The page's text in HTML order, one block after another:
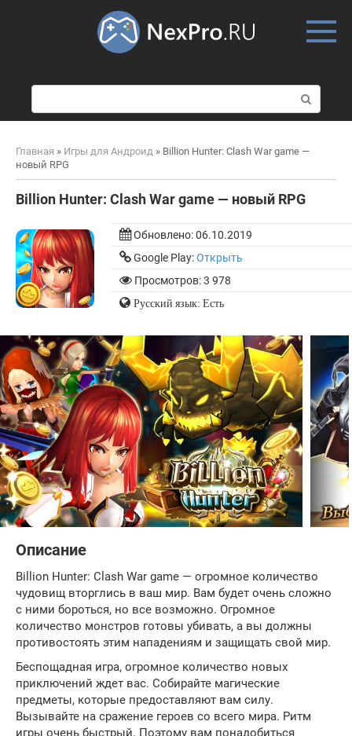
о
и
к
Главная » Игры для Андроид » Billion Hunter: Clash War game —
новый RPG
Billion Hunter: Clash War game — новый RPG
Обновлено:06.10.2019
Google Play:Открыть
Просмотров: 3 978
Русский язык: Есть
Описание
Billion Hunter: Clash War game — огромное количество
чудовищ вторглись в ваш мир. Вам будет очень сложно
с ними бороться, но все возможно. Огромное
количество монстров готовы убивать, а вы должны
противостоять этим нападениям и защищать свой мир.
Беспощадная игра, огромное количество новых
приключений ждет вас. Собирайте магические
предметы, которые предоставляют вам силу.
Вызывайте на сражение героев со всего мира. Ритм
игры очень быстрый. Поэтому вам понадобиться